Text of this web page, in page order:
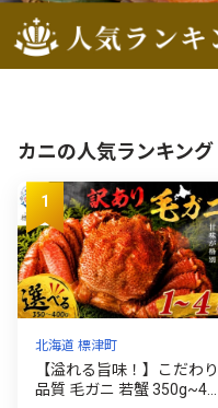
カニの人気ランキング
北海道 標津町
【溢れる旨味！】こだわり
品質 毛ガニ 若蟹 350g~40